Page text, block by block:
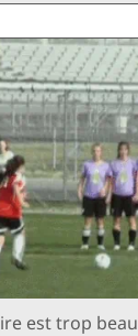
est trop beau